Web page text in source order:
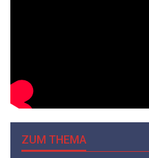
ZUM THEMA